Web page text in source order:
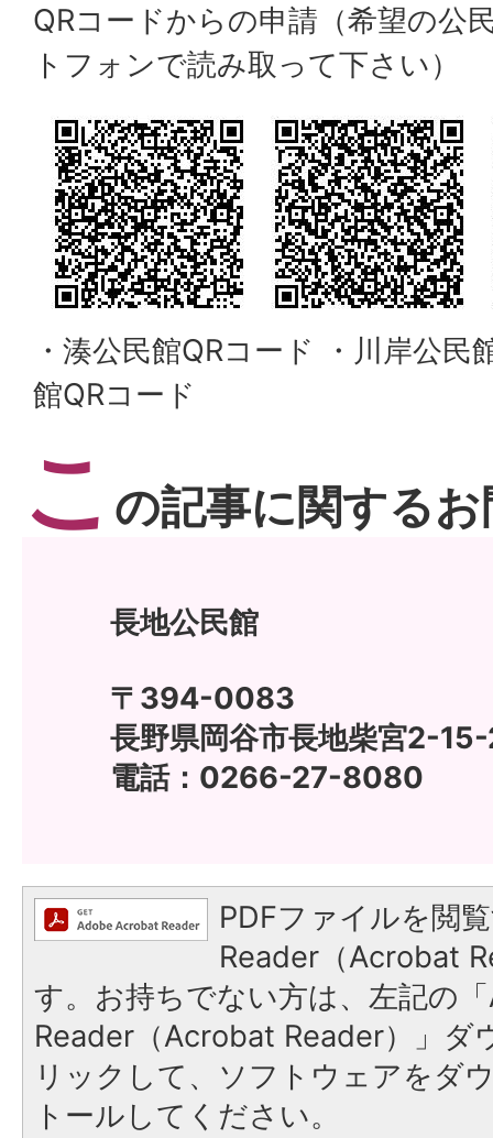
QRコードからの申請（希望の公
トフォンで読み取って下さい）
・湊公民館QRコード ・川岸公民
館QRコード
こ の記事に関する
長地公民館
〒394-0083
長野県岡谷市長地柴宮2-
電話：0266-27-8080
PDFファイルを閲
Reader（Acrobat
す。お持ちでない方は、左記の
Reader（Acrobat Reader）」ダ
リックして、ソフトウェアをダ
トールしてください。